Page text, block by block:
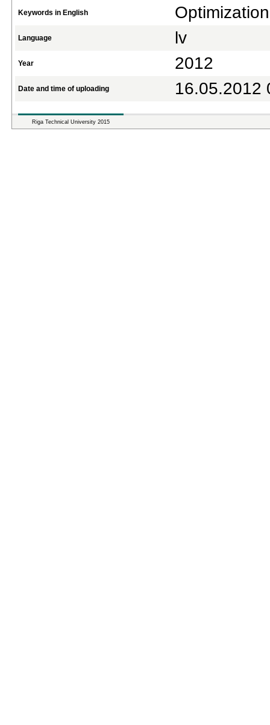
Keywords in English
Language lv
Year 2012
Date and time of uploading 16.05.2012
Riga Technical University 2015